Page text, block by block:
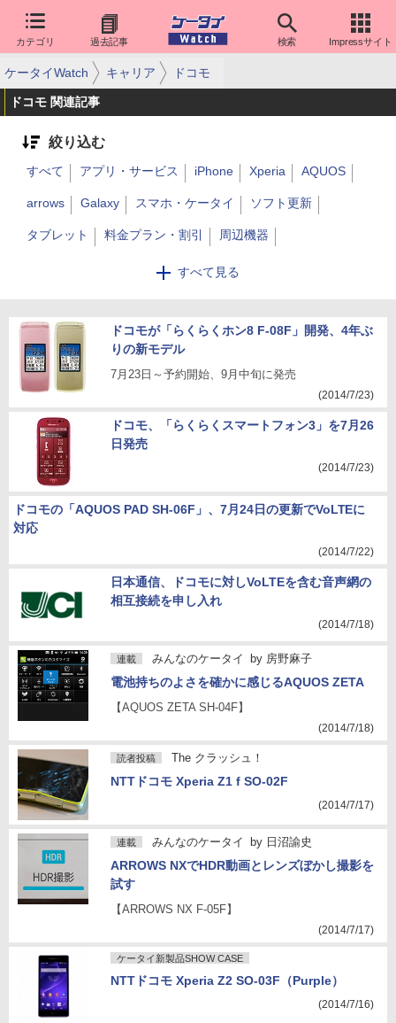
カテゴリ 過去記事 検索 Impressサイト
ケータイWatch キャリア ドコモ
ドコモ 関連記事
絞り込む
すべて見る
すべて アプリ・サービス iPhone Xperia AQUOS
arrows Galaxy スマホ・ケータイ ソフト更新
タブレット 料金プラン・割引 周辺機器
通信障害 キーパーソン
決済/金融
ドコモが「らくらくホン8 F-08F」開発、4年ぶ
りの新モデル
7月23日～予約開始、9月中旬に発売
(2014/7/23)
ドコモ、「らくらくスマートフォン3」を7月26
日発売
(2014/7/23)
ドコモの「AQUOS PAD SH-06F」、7月24日の更新でVoLTEに
対応
(2014/7/22)
日本通信、ドコモに対しVoLTEを含む音声網の
相互接続を申し入れ
(2014/7/18)
連載 みんなのケータイ by 房野麻子
電池持ちのよさを確かに感じるAQUOS ZETA
【AQUOS ZETA SH-04F】
(2014/7/18)
読者投稿 The クラッシュ！
NTTドコモ Xperia Z1 f SO-02F
(2014/7/17)
連載 みんなのケータイ by 日沼諭史
ARROWS NXでHDR動画とレンズぼかし撮影を
試す
【ARROWS NX F-05F】
(2014/7/17)
ケータイ新製品SHOW CASE
NTTドコモ Xperia Z2 SO-03F（Purple）
(2014/7/16)